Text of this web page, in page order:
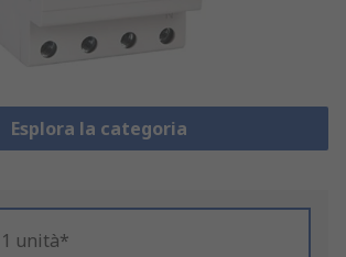
Esplora la categoria
unità*